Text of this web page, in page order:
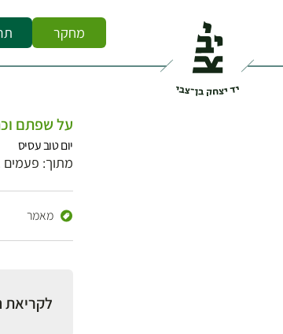
מחקר
על שפתם
יום טוב עסיס
מתוך: פעמים
מאמר